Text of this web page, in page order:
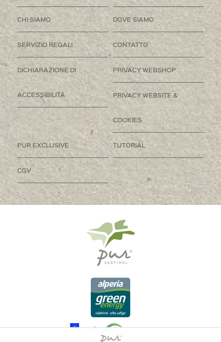
CHI SIAMO DOVE SIAMO
SERVIZIO REGALI CONTATTO
DICHIARAZIONE DI
ACCESSIBILITÀ
PRIVACY WEBSHOP
PRIVACY WEBSITE &
COOKIES
PUR EXCLUSIVE TUTORIAL
CGV